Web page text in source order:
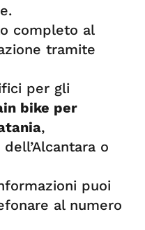
completo al
tramite
per gli
bike per
,
o
puoi
al numero